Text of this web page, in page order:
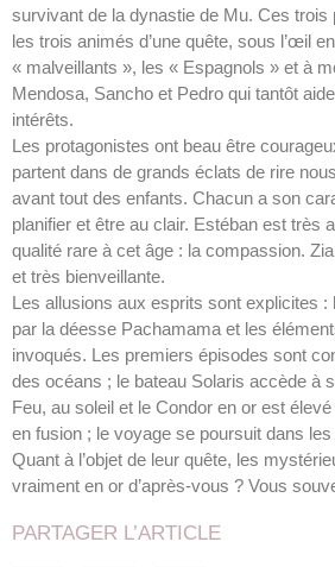
survivant de la dynastie de Mu. Ces trois
les trois animés d’une quête, sous l’œil
« malveillants », les « Espagnols » et à
Mendosa, Sancho et Pedro qui tantôt
intérêts.
Les protagonistes ont beau être
partent dans de grands éclats de rire
avant tout des enfants. Chacun a son
planifier et être au clair. Estéban est très
qualité rare à cet âge : la compassion.
et très bienveillante.
Les allusions aux esprits sont explicites :
par la déesse Pachamama et les
invoqués. Les premiers épisodes sont
des océans ; le bateau Solaris accède à
Feu, au soleil et le Condor en or est
en fusion ; le voyage se poursuit dans les
Quant à l’objet de leur quête, les
vraiment en or d’après-vous ? Vous
PARTAGER L’ARTICLE